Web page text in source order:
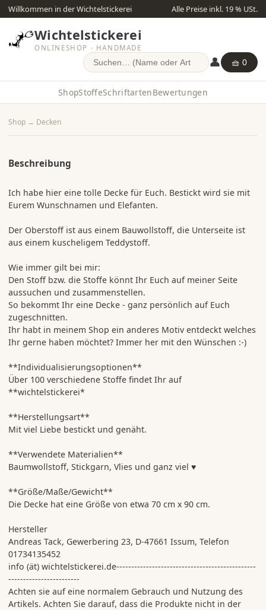
Willkommen in der Wichtelstickerei Alle Preise inkl. 19 % USt.
Wichtelstickerei
ONLINESHOP · HANDMADE
👤 🧺 0
ShopStoffeSchriftartenBewertungen
Shop → Decken
Beschreibung
Ich habe hier eine tolle Decke für Euch. Bestickt wird sie mit
Eurem Wunschnamen und Elefanten.
Der Oberstoff ist aus einem Bauwollstoff, die Unterseite ist
aus einem kuscheligem Teddystoff.
Wie immer gilt bei mir:
Den Stoff bzw. die Stoffe könnt Ihr Euch auf meiner Seite
aussuchen und zusammenstellen.
So bekommt Ihr eine Decke - ganz persönlich auf Euch
zugeschnitten.
Ihr habt in meinem Shop ein anderes Motiv entdeckt welches
Ihr gerne haben möchtet? Immer her mit den Wünschen :-)
**Individualisierungsoptionen**
Über 100 verschiedene Stoffe findet Ihr auf
**wichtelstickerei*
**Herstellungsart**
Mit viel Liebe bestickt und genäht.
**Verwendete Materialien**
Baumwollstoff, Stickgarn, Vlies und ganz viel ♥
**Größe/Maße/Gewicht**
Die Decke hat eine Größe von etwa 70 cm x 90 cm.
Hersteller
Andreas Tack, Gewerbering 23, D-47661 Issum, Telefon
01734135452
info (ät) wichtelstickerei.de-----------------------------------------------
------------------------
Achten sie auf eine normalem Gebrauch und Nutzung des
Artikels. Achten Sie darauf, dass die Produkte nicht in der